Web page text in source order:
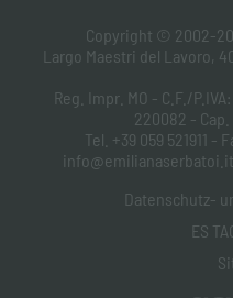
Copyright © 2002-
Largo Maestri del Lavoro,
Reg. Impr. MO - C.F./
220082 -
Tel. +39 059 521911 -
Datenschutz-
ES